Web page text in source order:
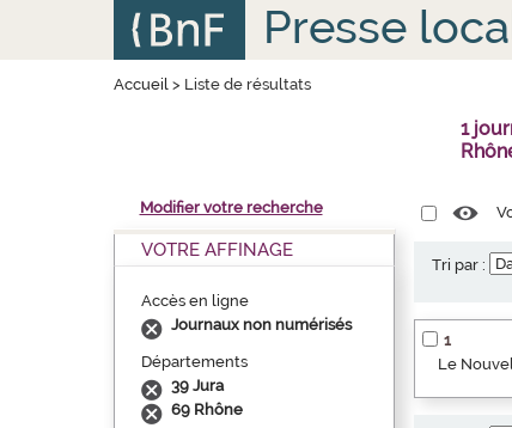
Presse
Accueil> Liste de résultats
1
Modifier votre recherche
VOTRE AFFINAGE
Accès en ligne
Journaux non numérisés
Départements
39 Jura
69 Rhône
Tri par :
1
Le
Panneau de gestion des cookies